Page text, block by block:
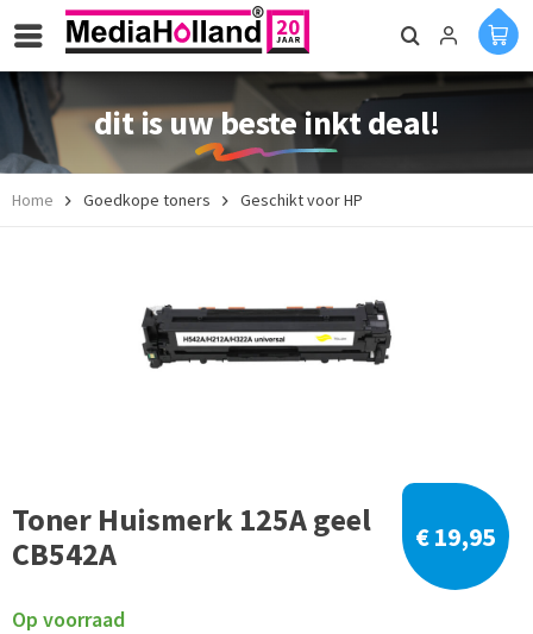
dit is uw beste inkt deal!
Home Goedkope toners Geschikt voor HP
Toner Huismerk 125A geel
CB542A
€ 19,95
Op voorraad